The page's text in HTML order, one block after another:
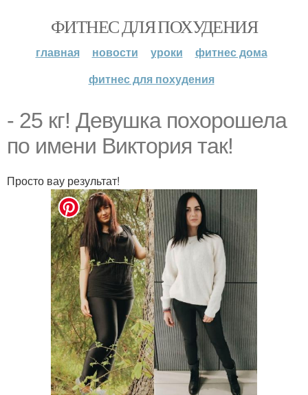
ФИТНЕС ДЛЯ ПОХУДЕНИЯ
главная новости уроки
фитнес дома
фитнес для похудения
- 25 кг! Девушка похорошела
по имени Виктория так!
Просто вау результат!